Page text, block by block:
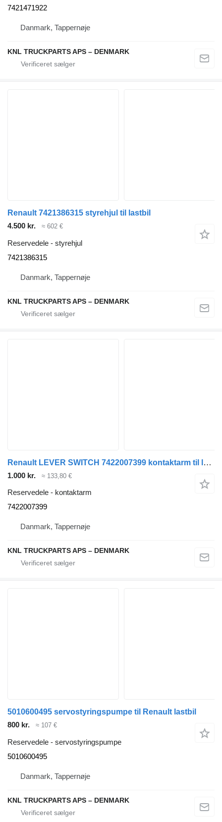
7421471922
Danmark, Tappernøje
KNL TRUCKPARTS APS – DENMARK
Renault 7421386315 styrehjul til lastbil
4.500 kr.
≈ 602 €
Reservedele - styrehjul
7421386315
Danmark, Tappernøje
KNL TRUCKPARTS APS – DENMARK
Renault LEVER SWITCH 7422007399 kontaktarm til lastbil
1.000 kr. ≈ 133,80 €
Reservedele - kontaktarm
7422007399
Danmark, Tappernøje
KNL TRUCKPARTS APS – DENMARK
5010600495 servostyringspumpe til Renault lastbil
800 kr.
≈ 107 €
Reservedele - servostyringspumpe
5010600495
Danmark, Tappernøje
KNL TRUCKPARTS APS – DENMARK